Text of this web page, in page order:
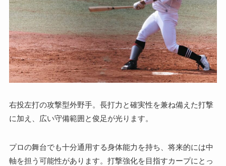
右投左打の攻撃型外野手。長打力と確実性を兼ね備えた打撃
に加え、広い守備範囲と俊足が光ります。
プロの舞台でも十分通用する身体能力を持ち、将来的には中
軸を担う可能性があります。打撃強化を目指すカープにとっ